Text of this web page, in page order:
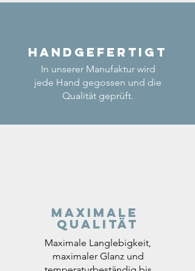
Handgefertigt
In unserer Manufaktur wird
jede Hand gegossen und die
Qualität geprüft.
Maximale
Qualität
Maximale Langlebigkeit,
maximaler Glanz und